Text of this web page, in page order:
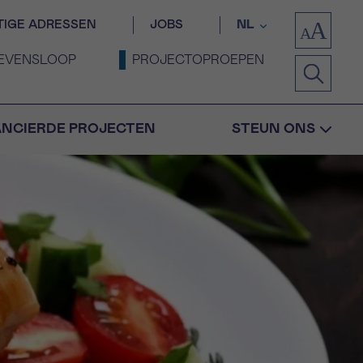
ADRESSEN JOBS NL
PROJECTOPROEPEN
PROJECTEN STEUN ONS
Bevestiging